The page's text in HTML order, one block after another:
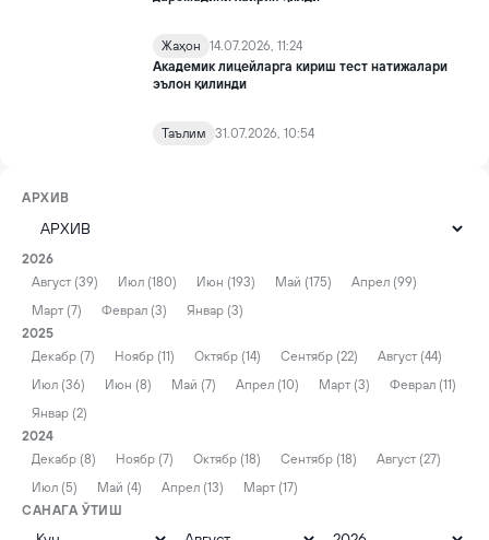
Жаҳон
14.07.2026, 11:24
Академик лицейларга кириш тест натижалари
эълон қилинди
Таълим 31.07.2026, 10:54
АРХИВ
2026
Август (39)
Июл (180) Июн (193) Май (175)
Апрел (99)
Март (7)
Феврал (3)
Январ (3)
2025
Декабр (7)
Ноябр (11) Октябр (14) Сентябр (22)
Август (44)
Июл (36)
Июн (8) Май (7) Апрел (10) Март (3)
Феврал (11)
Январ (2)
2024
Декабр (8)
Ноябр (7) Октябр (18) Сентябр (18)
Август (27)
Июл (5)
Май (4) Апрел (13)
Март (17)
САНАГА ЎТИШ